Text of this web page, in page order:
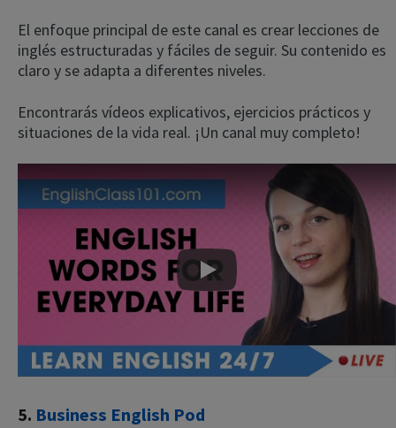
El enfoque principal de este canal es crear lecciones de
inglés estructuradas y fáciles de seguir. Su contenido es
claro y se adapta a diferentes niveles.
Encontrarás vídeos explicativos, ejercicios prácticos y
situaciones de la vida real. ¡Un canal muy completo!
Play
5. Business English Pod